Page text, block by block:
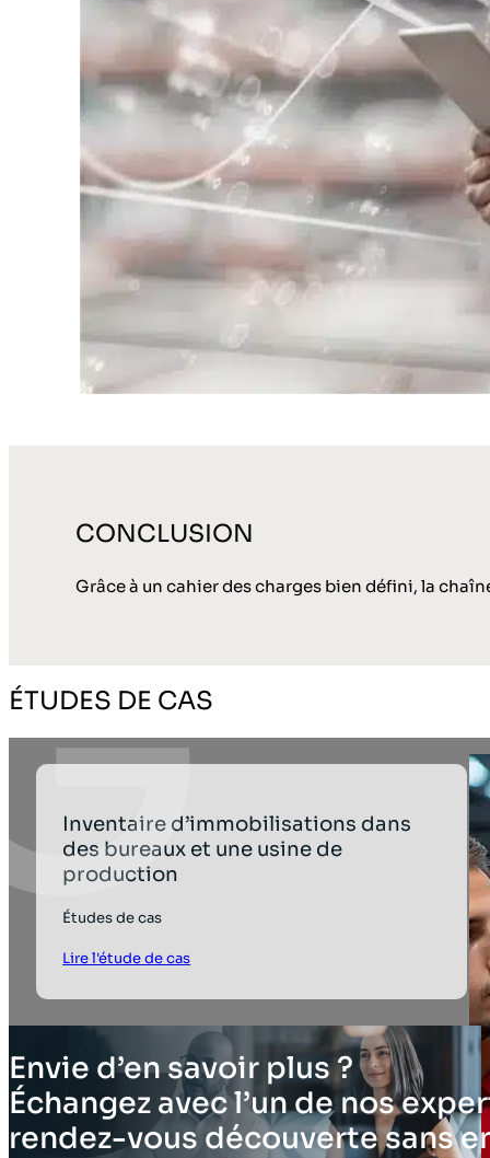
CONCLUSION
Grâce à un cahier des charges bien défini, la
ÉTUDES DE CAS
Inventaire d’immobilisations dans
des bureaux et une usine de
production
Études de cas
Lire l'étude de cas
Envie d’en savoir plus ?
Échangez avec l’un de nos
rendez-vous découverte sans